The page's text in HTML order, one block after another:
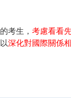
考生， 考慮看看
深化對國際關係相